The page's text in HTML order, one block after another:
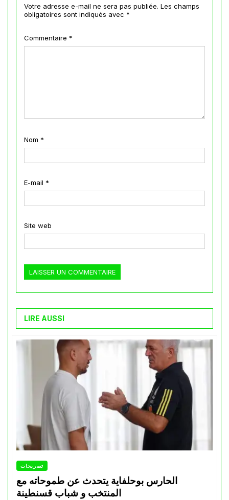
Votre adresse e-mail ne sera pas publiée. Les champs
obligatoires sont indiqués avec *
Commentaire *
Nom *
E-mail *
Site web
LIRE AUSSI
تصريحات
الحارس بوحلفاية يتحدث عن طموحاته مع
المنتخب و شباب قسنطينة